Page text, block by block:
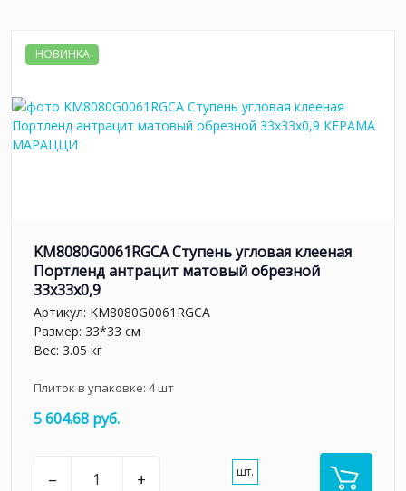
НОВИНКА
KM8080G0061RGCA Ступень угловая клееная
Портленд антрацит матовый обрезной
33x33x0,9
Артикул: KM8080G0061RGCA
Размер: 33*33 см
Вес: 3.05 кг
Плиток в упаковке: 4шт
5 604.68 руб.
– + шт.